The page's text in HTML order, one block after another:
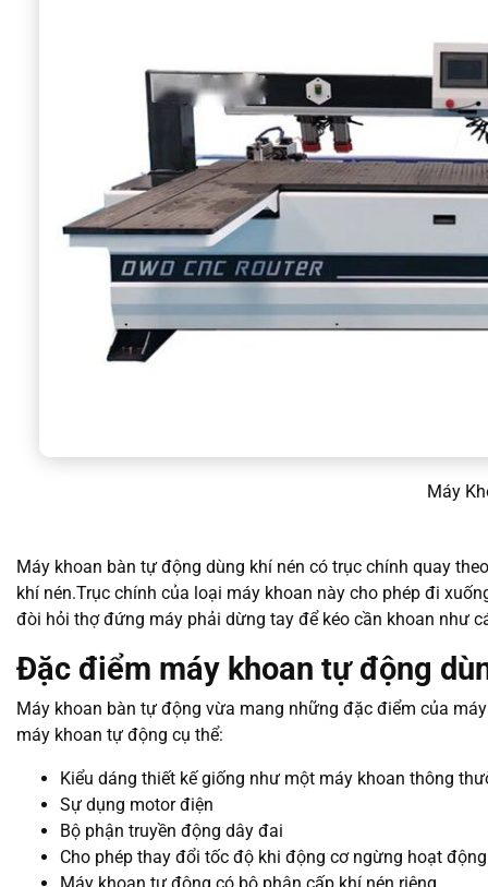
Máy
Máy khoan bàn tự động dùng khí nén có trục chính quay
khí nén.Trục chính của loại máy khoan này cho phép đi
đòi hỏi thợ đứng máy phải dừng tay để kéo cần khoan như
Đặc điểm máy khoan tự động
Máy khoan bàn tự động vừa mang những đặc điểm của
máy khoan tự động cụ thể:
Kiểu dáng thiết kế giống như một máy khoan thông
Sự dụng motor điện
Bộ phận truyền động dây đai
Cho phép thay đổi tốc độ khi động cơ ngừng hoạt động